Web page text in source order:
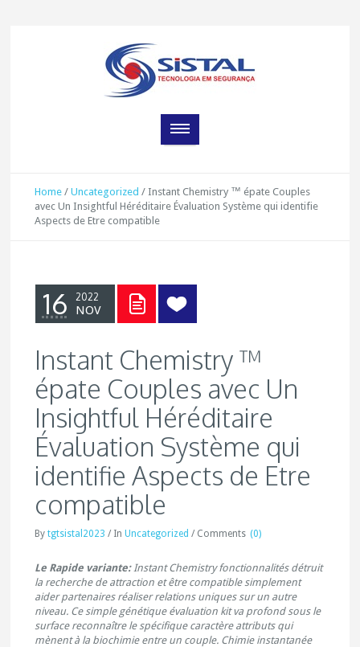
Home /Uncategorized /Instant Chemistry ™ épate Couples
avec Un Insightful Héréditaire Évaluation Système qui identifie
Aspects de Etre compatible
16 2022
NOV
Instant Chemistry ™
épate Couples avec Un
Insightful Héréditaire
Évaluation Système qui
identifie Aspects de Etre
compatible
Bytgtsistal2023 / InUncategorized / Comments (0)
Le Rapide variante:Instant Chemistry fonctionnalités détruit
la recherche de attraction et être compatible simplement
aider partenaires réaliser relations uniques sur un autre
niveau. Ce simple génétique évaluation kit va profond sous le
surface reconnaître le spécifique caractère attributs qui
mènent à la biochimie entre un couple. Chimie instantanée